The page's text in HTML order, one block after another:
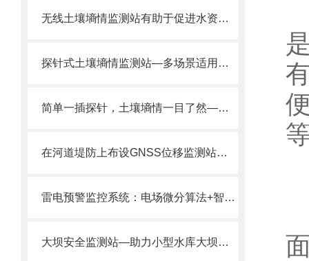
无线土壤墒情监测站有助于促进水资源的合理利用
探针式土壤墒情监测站—多场景适用，探针一插知土壤水分温度。
简单一插探针，土壤墒情一目了然——探针式土壤墒情监测站
在河道堤防上布设GNSS位移监测站，监测堤防的位移和沉降情况。
雷电预警监控系统​：电场微分算法+智能阈值优化，打造精准雷电预警新标准
大坝安全监测站—助力小型水库大坝安全建设的GNSS监测设备